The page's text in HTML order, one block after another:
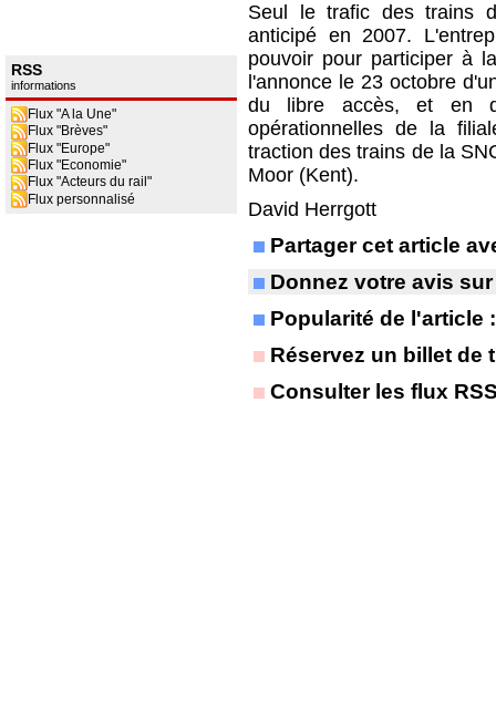
RSS
informations
Flux "A la Une"
Flux "Brèves"
Flux "Europe"
Flux "Economie"
Flux "Acteurs du rail"
Flux personnalisé
Seul le trafic des trains
anticipé en 2007.
pouvoir pour participer à
l'annonce le 23 octobre
du libre accès, et en
opérationnelles de la
traction des trains de la
Moor (Kent).
David Herrgott
Partager cet article
Donnez votre avis
Popularité de l'article
Réservez un billet de
Consulter les flux